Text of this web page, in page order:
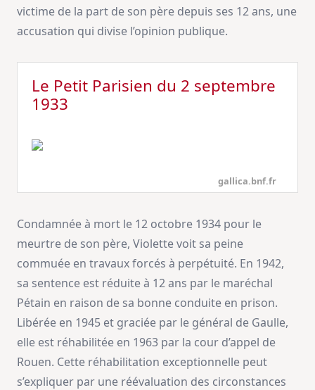
victime de la part de son père depuis ses 12 ans, une
accusation qui divise l’opinion publique.
Le Petit Parisien du 2 septembre
1933
gallica.bnf.fr
Condamnée à mort le 12 octobre 1934 pour le
meurtre de son père, Violette voit sa peine
commuée en travaux forcés à perpétuité. En 1942,
sa sentence est réduite à 12 ans par le maréchal
Pétain en raison de sa bonne conduite en prison.
Libérée en 1945 et graciée par le général de Gaulle,
elle est réhabilitée en 1963 par la cour d’appel de
Rouen. Cette réhabilitation exceptionnelle peut
s’expliquer par une réévaluation des circonstances